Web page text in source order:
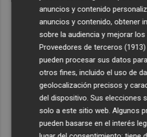
anuncios y contenido
anuncios y contenido, obtener
sobre la audiencia y mejorar
Proveedores de terceros (1913)
pueden procesar sus datos
otros fines, incluido el uso de
geolocalización precisos y
del dispositivo. Sus elecciones
solo a este sitio web. Algunos
pueden basarse en el interés